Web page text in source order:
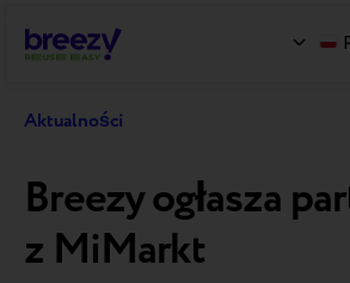
Aktualności
Breezy ogłasza
z MiMarkt